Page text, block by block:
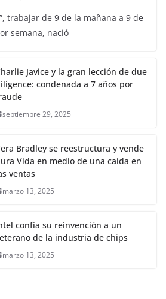
trabajar de 9 de la mañana a 9 de
semana, nació
Javice y la gran lección de due
condenada a 7 años por
septiembre 29, 2025
Bradley se reestructura y vende
Vida en medio de una caída en
ventas
marzo 13, 2025
confía su reinvención a un
de la industria de chips
marzo 13, 2025